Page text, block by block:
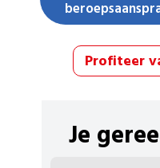
Profiteer
Je